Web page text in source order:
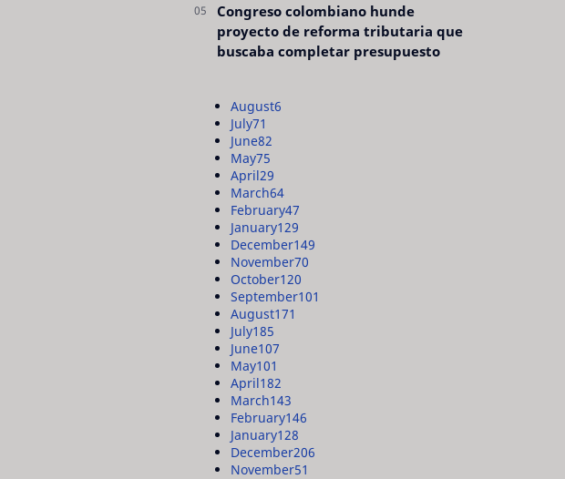
Congreso colombiano hunde
proyecto de reforma tributaria que
buscaba completar presupuesto
August6
July71
June82
May75
April29
March64
February47
January129
December149
November70
October120
September101
August171
July185
June107
May101
April182
March143
February146
January128
December206
November51